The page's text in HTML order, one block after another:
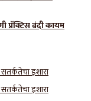
प्रॅक्टिस बंदी कायम